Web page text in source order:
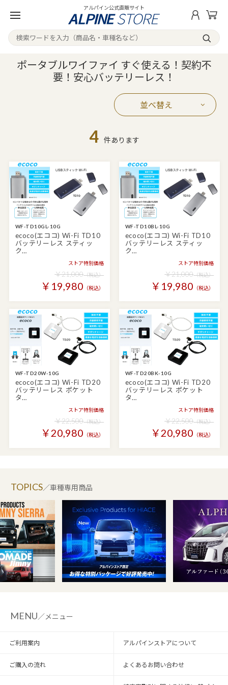
アルパイン公式直販サイト
ポータブルワイファイ すぐ使える！契約不
要！安心バッテリーレス！
並べ替え
4 件あります
WF-TD10GL-10G
ecoco(エココ) Wi-Fi TD10
バッテリーレス スティッ
ク…
ストア特別価格
￥21,000（税込）
￥19,980 （税込）
WF-TD10BL-10G
ecoco(エココ) Wi-Fi TD10
バッテリーレス スティッ
ク…
ストア特別価格
￥21,000（税込）
￥19,980 （税込）
WF-TD20W-10G
ecoco(エココ) Wi-Fi TD20
バッテリーレス ポケット
タ…
ストア特別価格
￥22,500（税込）
￥20,980 （税込）
WF-TD20BK-10G
ecoco(エココ) Wi-Fi TD20
バッテリーレス ポケット
タ…
ストア特別価格
￥22,500（税込）
￥20,980 （税込）
／車種専用商品
MENU／メニュー
ご利用案内 アルパインストアについて
ご購入の流れ よくあるお問い合わせ